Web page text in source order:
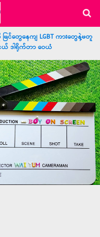
မြင်တွေနေကျ LGBT ကားတွေနဲ့မတူ
ယ် ဒါရိုက်တာ ဝေယံ